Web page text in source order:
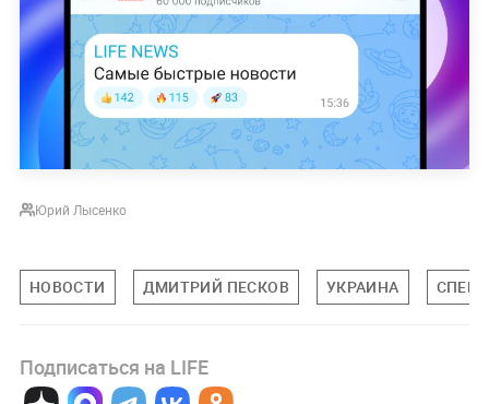
Юрий Лысенко
НОВОСТИ ДМИТРИЙ ПЕСКОВ УКРАИНА
Подписаться на LIFE